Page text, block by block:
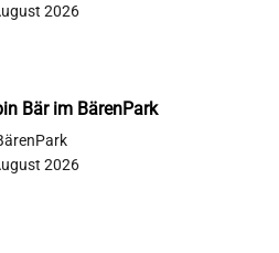
2026
Bär im BärenPark
2026